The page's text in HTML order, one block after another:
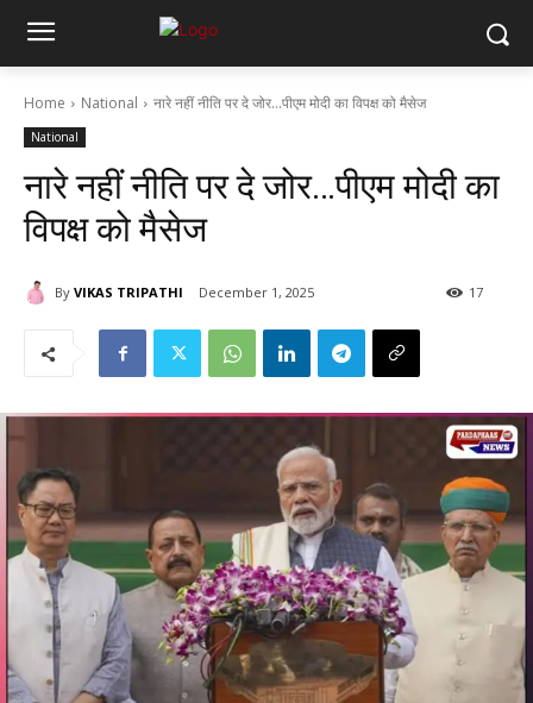
Home National नारे नहीं नीति पर दे जोर…पीएम मोदी का विपक्ष को मैसेज
National
नारे नहीं नीति पर दे जोर…पीएम मोदी का
विपक्ष को मैसेज
By VIKAS TRIPATHI December 1, 2025 17